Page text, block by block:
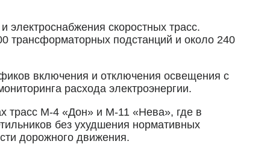
скоростных трасс.
трансформаторных подстанций и около 240
включения и отключения освещения с
расхода электроэнергии.
трасс М-4 «Дон» и М-11 «Нева», где в
без ухудшения нормативных
дорожного движения.